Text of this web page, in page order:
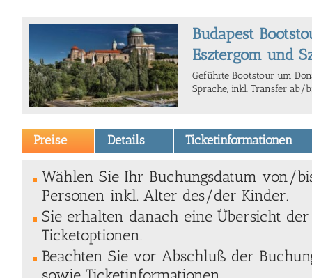
Budapest
Esztergom und
Geführte Bootstour um
Sprache, inkl. Transfer ab/
Preise Details Ticketinformationen
Wählen Sie Ihr Buchungsdatum von/
Personen inkl. Alter des/der Kinder.
Sie erhalten danach eine Übersicht
Ticketoptionen.
Beachten Sie vor Abschluß der